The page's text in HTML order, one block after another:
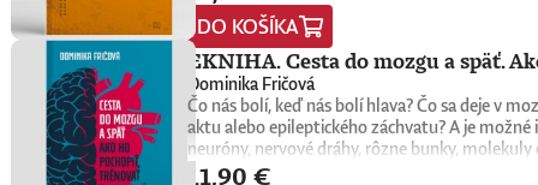
1932. Keďže nemala žiadnu reklamu, tento
do rúk novej generácii čitateľov a čitateliek.
univerzitní profesori, psychológovia, štátnici,
spoločnú niť. Tá odhaľuje hlboké puto medzi
americký spisovateľ, historik a filozof, ktorý
Civilization), na ktorom vyše štyri desaťročia
myšlienkach zrozumiteľným, ľudským a
zmysluplnejšieho života.
DO KOŠÍKA
EKNIHA. Cesta do mozgu a späť.
Dominika Fričová
Čo nás bolí, keď nás bolí hlava? Čo sa deje v
aktu alebo epileptického záchvatu? A je
neuróny, nervové dráhy, rôzne bunky,
slovenská neurobiologička Dominika Fričová
11,90 €